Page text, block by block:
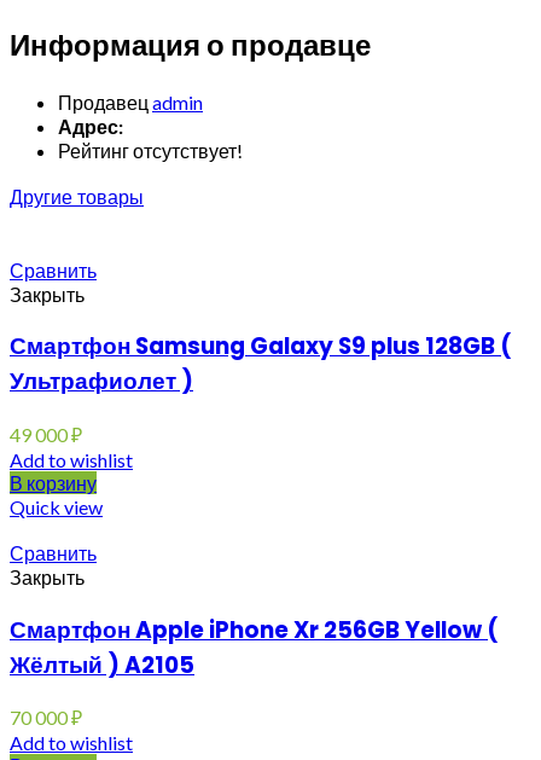
Информация о продавце
Продавец admin
Адрес:
Рейтинг отсутствует!
Другие товары
Сравнить
Закрыть
Смартфон Samsung Galaxy S9 plus 128GB (
Ультрафиолет )
49 000₽
Add to wishlist
В корзину
Quick view
Сравнить
Закрыть
Смартфон Apple iPhone Xr 256GB Yellow (
Жёлтый ) A2105
70 000₽
Add to wishlist